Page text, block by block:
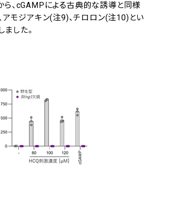
、cGAMPによる古典的な誘導と同様
アモジアキン(注9)、チロロン(注10)とい
した。